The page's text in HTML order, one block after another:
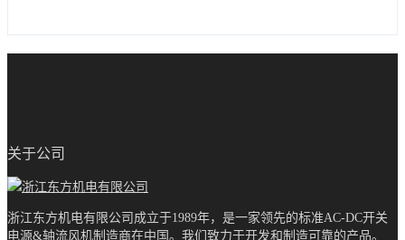
关于公司
浙江东方机电有限公司成立于1989年，是一家领先的标准AC-DC开关
电源&轴流风机制造商在中国。我们致力于开发和制造可靠的产品。